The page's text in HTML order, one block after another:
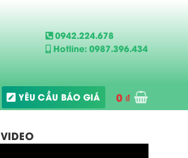
0942.224.678
Hotline: 0987.396.434
YÊU CẦU BÁO GIÁ 0 ₫
VIDEO